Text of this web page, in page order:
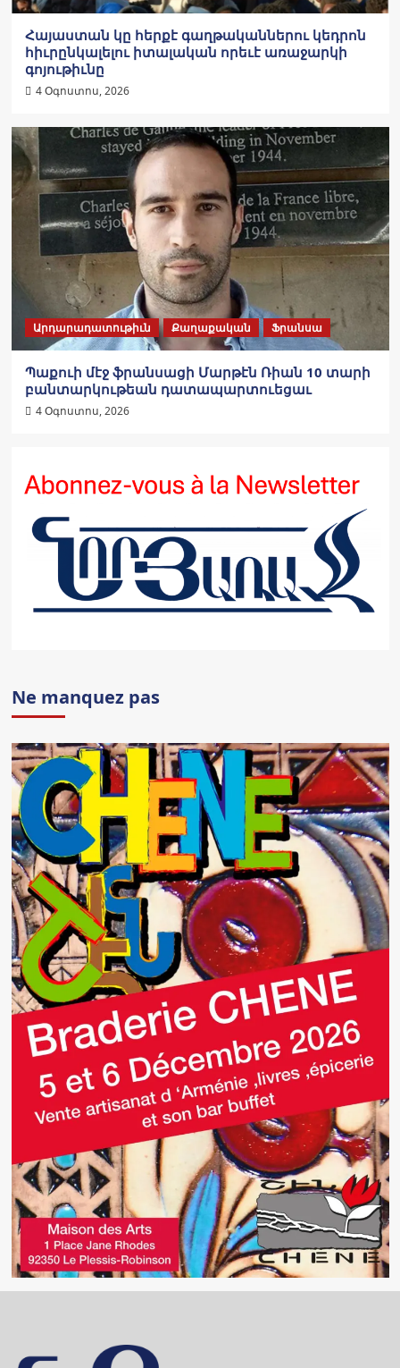
Հայաստան կը հերքէ գաղթականներու կեդրոն
հիւրընկալելու իտալական որեւէ առաջարկի
գոյութիւնը
4 Օգոստոս, 2026
Արդարադատութիւն Քաղաքական Ֆրանսա
Պաքուի մէջ ֆրանսացի Մարթէն Ռիան 10 տարի
բանտարկութեան դատապարտուեցաւ
4 Օգոստոս, 2026
Ne manquez pas